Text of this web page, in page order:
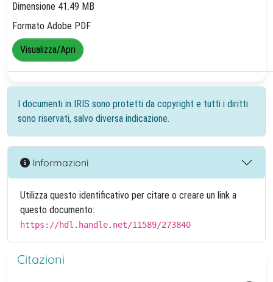
Dimensione 41.49 MB
Formato Adobe PDF
Visualizza/Apri
I documenti in IRIS sono protetti da copyright e tutti i diritti
sono riservati, salvo diversa indicazione.
Informazioni
Utilizza questo identificativo per citare o creare un link a
questo documento:
https://hdl.handle.net/11589/273840
Citazioni